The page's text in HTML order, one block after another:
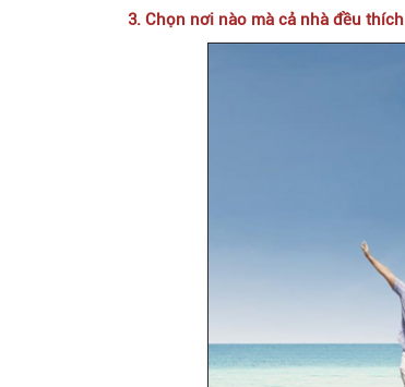
3. Chọn nơi nào mà cả nhà đều thích